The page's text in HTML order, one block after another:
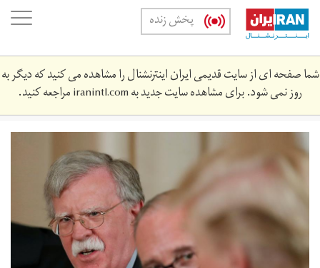
Skip
main
content
پخش زنده
شما صفحه ای از سایت قدیمی ایران اینترنشنال را مشاهده می کنید که دیگر به
روز نمی شود. برای مشاهده سایت جدید بهiranintl.comمراجعه کنید.
2018-
04-
japan.jpg